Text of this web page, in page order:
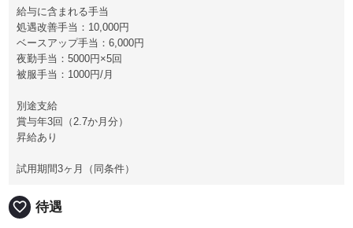
給与に含まれる手当
処遇改善手当：10,000円
ベースアップ手当：6,000円
夜勤手当：5000円×5回
被服手当：1000円/月
別途支給
賞与年3回（2.7か月分）
昇給あり
試用期間3ヶ月（同条件）
favorite_border 待遇